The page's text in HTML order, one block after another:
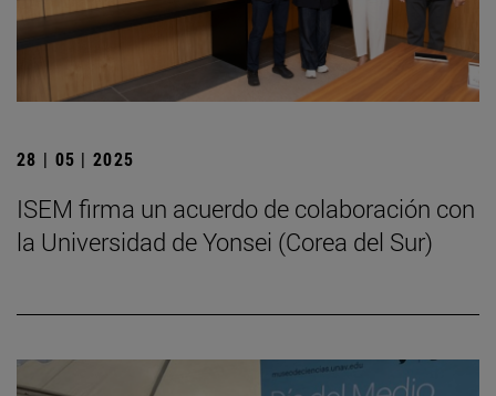
28 | 05 | 2025
ISEM firma un acuerdo de colaboración con
la Universidad de Yonsei (Corea del Sur)